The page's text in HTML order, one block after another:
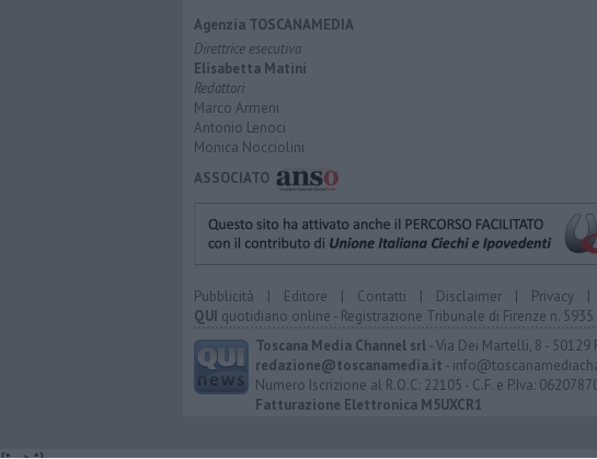
Agenzia TOSCANAMEDIA
Direttrice esecutiva
Elisabetta Matini
Redattori
Marco Armeni
Antonio Lenoci
Monica Nocciolini
ASSOCIATO
Pubblicità | Editore | Contatti | Disclaimer | Privacy |
QUI quotidiano online - Registrazione Tribunale di Firenze n.
Toscana Media Channel srl- Via Dei Martelli, 8 - 50129
redazione@toscanamedia.it -
Numero Iscrizione al R.O.C: 22105 - C.F. e P.Iva:
Fatturazione Elettronica M5UXCR1